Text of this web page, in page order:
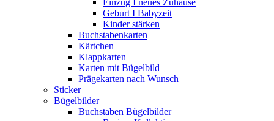
Einzug I neues Zuhause
Geburt I Babyzeit
Kinder stärken
Buchstabenkarten
Kärtchen
Klappkarten
Karten mit Bügelbild
Prägekarten nach Wunsch
Sticker
Bügelbilder
Buchstaben Bügelbilder